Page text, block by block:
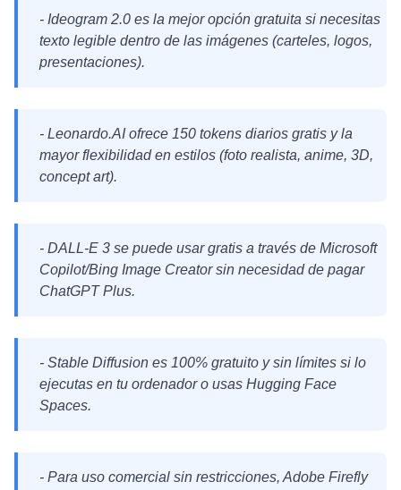
- Ideogram 2.0 es la mejor opción gratuita si necesitas
texto legible dentro de las imágenes (carteles, logos,
presentaciones).
- Leonardo.AI ofrece 150 tokens diarios gratis y la
mayor flexibilidad en estilos (foto realista, anime, 3D,
concept art).
- DALL-E 3 se puede usar gratis a través de Microsoft
Copilot/Bing Image Creator sin necesidad de pagar
ChatGPT Plus.
- Stable Diffusion es 100% gratuito y sin límites si lo
ejecutas en tu ordenador o usas Hugging Face
Spaces.
- Para uso comercial sin restricciones, Adobe Firefly